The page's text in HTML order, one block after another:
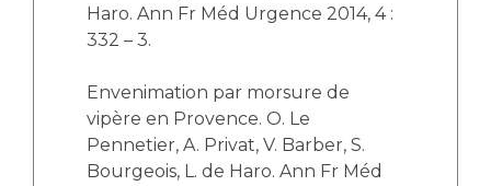
Haro. Ann Fr Méd Urgence 2014, 4 :
332 – 3.
Envenimation par morsure de
vipère en Provence. O. Le
Pennetier, A. Privat, V. Barber, S.
Bourgeois, L. de Haro. Ann Fr Méd